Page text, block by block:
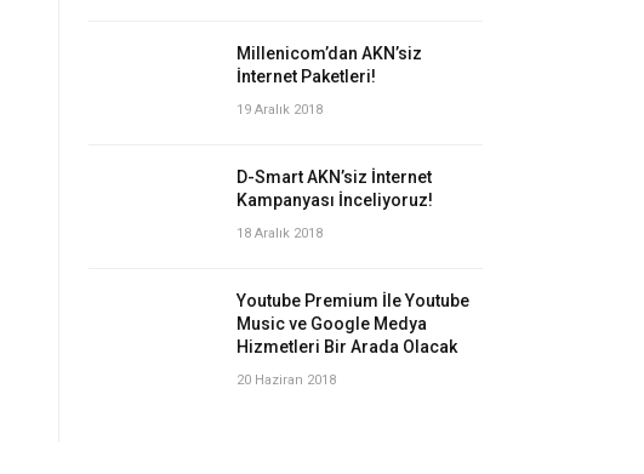
Millenicom’dan AKN’siz
İnternet Paketleri!
19 Aralık 2018
D-Smart AKN’siz İnternet
Kampanyası İnceliyoruz!
18 Aralık 2018
Youtube Premium İle Youtube
Music ve Google Medya
Hizmetleri Bir Arada Olacak
20 Haziran 2018